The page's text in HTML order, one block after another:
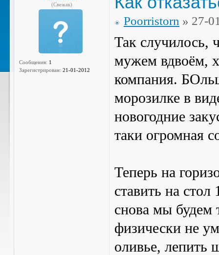
(Свежак)
Сообщения: 1
Зарегистрирован: 21-01-2012
Poorristorn » 27-
Так случилось,
мужем вдвоём,
компания.
морозилке в
новогодние
таки огромная
Теперь на
ставить на
снова мы будем
физически не
оливье, лепить